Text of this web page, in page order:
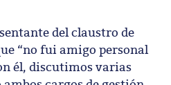
del claustro de
“no fui amigo personal
él, discutimos varias